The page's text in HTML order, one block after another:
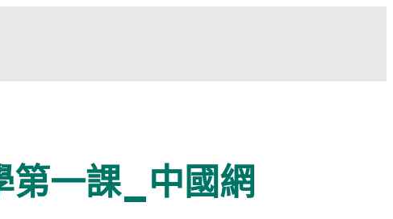
第一課_中國網